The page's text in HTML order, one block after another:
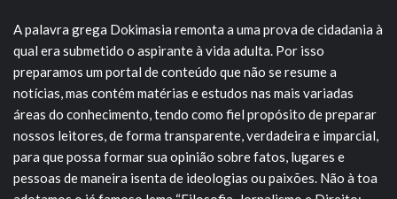
A palavra grega Dokimasia remonta a uma prova de cidadania à
qual era submetido o aspirante à vida adulta. Por isso
preparamos um portal de conteúdo que não se resume a
notícias, mas contém matérias e estudos nas mais variadas
áreas do conhecimento, tendo como fiel propósito de preparar
nossos leitores, de forma transparente, verdadeira e imparcial,
para que possa formar sua opinião sobre fatos, lugares e
pessoas de maneira isenta de ideologias ou paixões. Não à toa